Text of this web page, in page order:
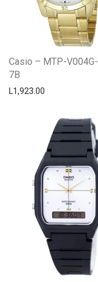
Casio – MTP-V004G-
7B
L1,923.00